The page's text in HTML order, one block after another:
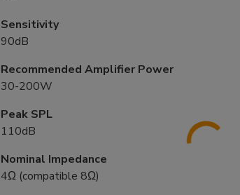
Sensitivity
90dB
Recommended Amplifier Power
30-200W
Peak SPL
110dB
Nominal Impedance
4Ω (compatible 8Ω)